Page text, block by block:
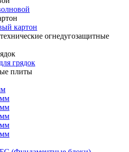
картон
огнедугозащитные
грядок
плиты